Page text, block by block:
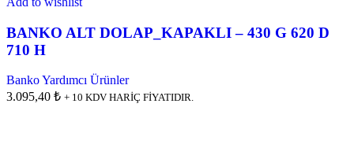
BANKO ALT DOLAP_KAPAKLI – 430 G 620 D
710 H
Banko Yardımcı Ürünler
3.095,40 ₺ + 10 KDV HARİÇ FİYATIDIR.